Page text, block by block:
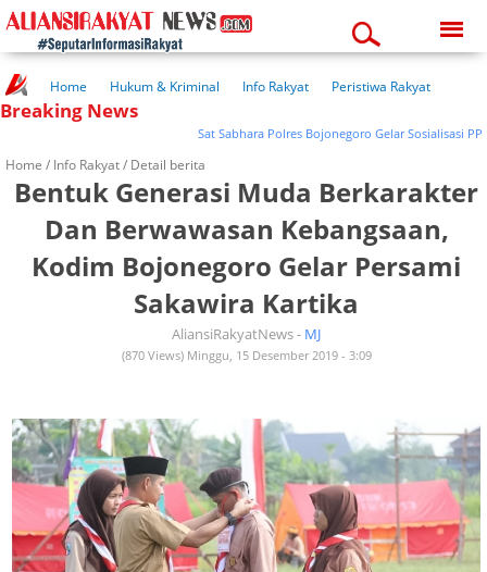
03:07:28 am
Home Hukum & Kriminal Info Rakyat
Peristiwa Rakyat
Kuliner Rakyat
Wisata Rakyat
Breaking News
Sat Sabhara Polres Bojonegoro Gelar Sosialisasi PP No.
Home / Info Rakyat/ Detail berita
Bentuk Generasi Muda Berkarakter
Dan Berwawasan Kebangsaan,
Kodim Bojonegoro Gelar Persami
Sakawira Kartika
AliansiRakyatNews - MJ
(870 Views) Minggu, 15 Desember 2019 - 3:09